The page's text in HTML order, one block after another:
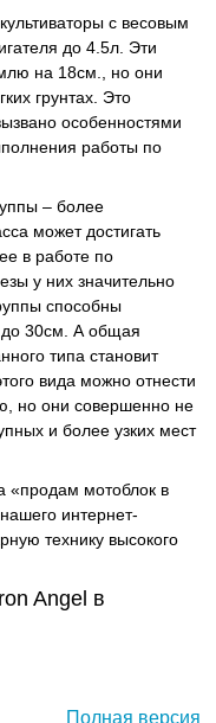
с весовым
до 4.5л. Эти
на 18см., но они
грунтах. Это
особенностями
работы по
– более
может достигать
в работе по
у них значительно
способны
до 30см. А общая
типа становит
вида можно отнести
но они совершенно не
и более узких мест
«продам мотоблок в
интернет-
технику высокого
Angel в
Полная версия